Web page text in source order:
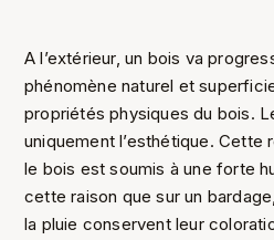
A l’extérieur, un bois va
phénomène naturel et
propriétés physiques du bois.
uniquement l’esthétique. Cette
le bois est soumis à une forte
cette raison que sur un
la pluie conservent leur